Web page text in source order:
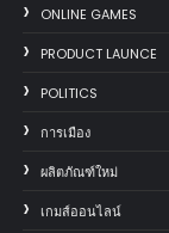
ONLINE GAMES
PRODUCT LAUNCE
POLITICS
การเมือง
ผลิตภัณฑ์ใหม่
เกมส์ออนไลน์